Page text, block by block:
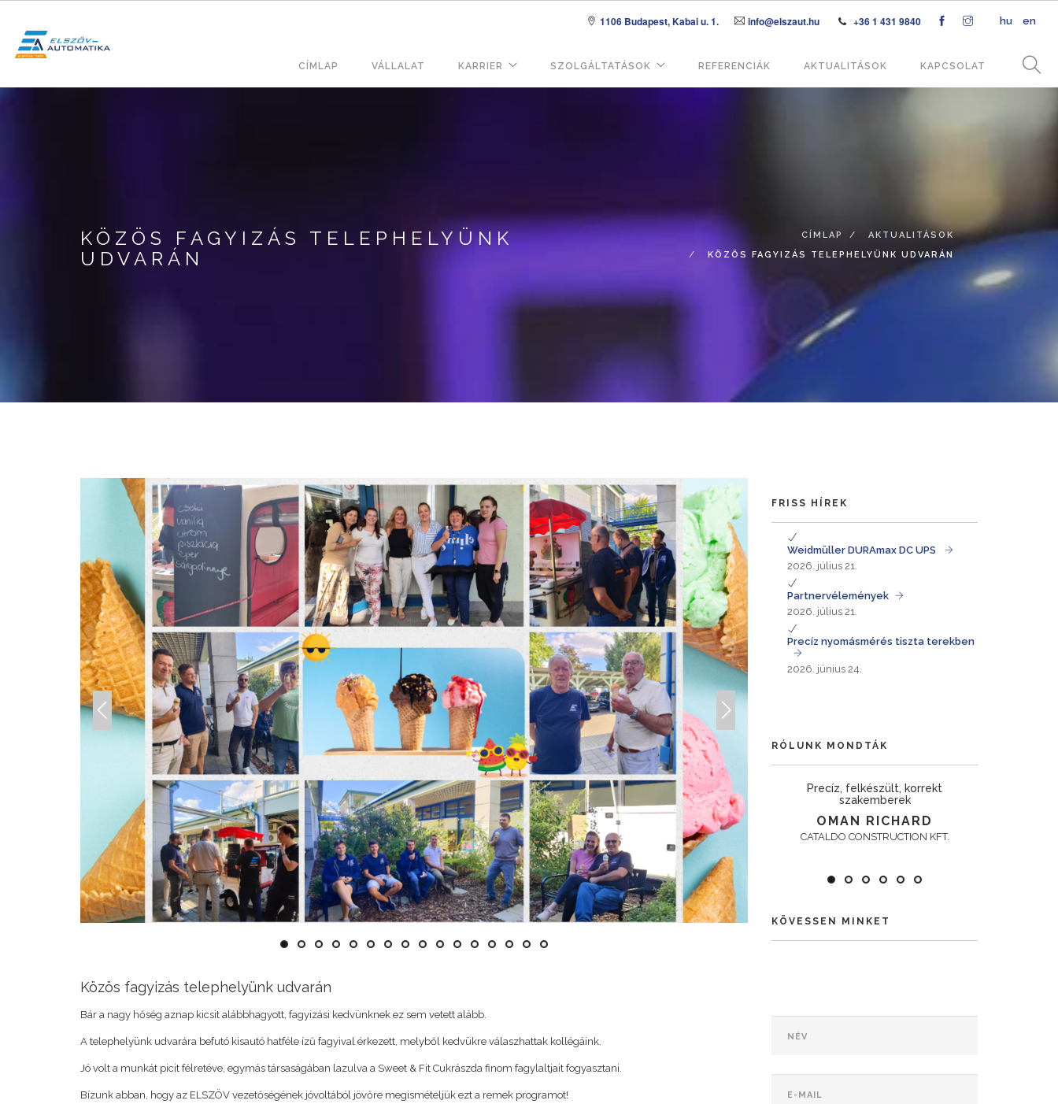
tartalomra
hu en
1106 Budapest, Kabai u. 1. info@elszaut.hu +36 1 431 9840
Fő
navigáció
CÍMLAP VÁLLALAT KARRIER SZOLGÁLTATÁSOK REFERENCIÁK AKTUALITÁSOK KAPCSOLAT
KÖZÖS FAGYIZÁS TELEPHELYÜNK
UDVARÁN
CÍMLAP
AKTUALITÁSOK
KÖZÖS FAGYIZÁS TELEPHELYÜNK UDVARÁN
Previous Next
Közös fagyizás telephelyünk udvarán
Bár a nagy hőség aznap kicsit alábbhagyott, fagyizási kedvünknek ez sem vetett alább.
A telephelyünk udvarára befutó kisautó hatféle ízű fagyival érkezett, melyből kedvükre válaszhattak kollégáink.
Jó volt a munkát picit félretéve, egymás társaságában lazulva a Sweet & Fit Cukrászda finom fagylaltjait fogyasztani.
Bízunk abban, hogy az ELSZÖV vezetőségének jóvoltából jövőre megismételjük ezt a remek programot!
FRISS HÍREK
Weidmüller DURAmax DC UPS
2026. július 21.
Partnervélemények
2026. július 21.
Precíz nyomásmérés tiszta terekben
2026. június 24.
RÓLUNK MONDTÁK
Sokrétű, nagy kapacitású vállalat.
BABIK IMRE
Metrodom Építő Kft.
Precíz, felkészült, korrekt
szakemberek
OMAN RICHARD
CATALDO CONSTRUCTION KFT.
KÖVESSEN MINKET